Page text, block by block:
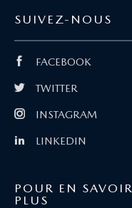
SUIVEZ-NOUS
FACEBOOK
TWITTER
INSTAGRAM
LINKEDIN
POUR EN SAVOIR
PLUS